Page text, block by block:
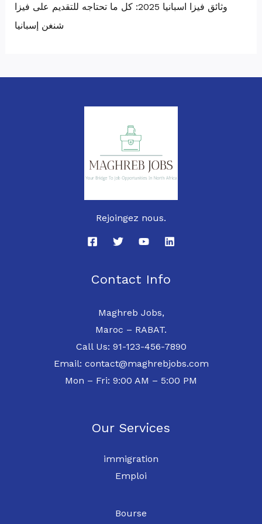
وثائق فيزا اسبانيا 2025: كل ما تحتاجه للتقديم على فيزا
شنغن إسبانيا
Rejoingez nous.
Contact Info
Maghreb Jobs,
Maroc – RABAT.
Call Us: 91-123-456-7890
Email: contact@maghrebjobs.com
Mon – Fri: 9:00 AM – 5:00 PM
Our Services
immigration
Emploi
Bourse